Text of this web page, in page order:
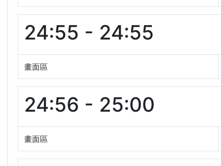
24:55 - 24:55
畫面區
24:56 - 25:00
畫面區